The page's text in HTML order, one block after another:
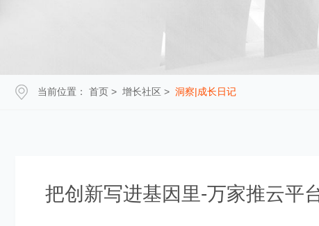
当前位置： 首页 > 增长社区 > 洞察|成长日记
把创新写进基因里-万家推云平